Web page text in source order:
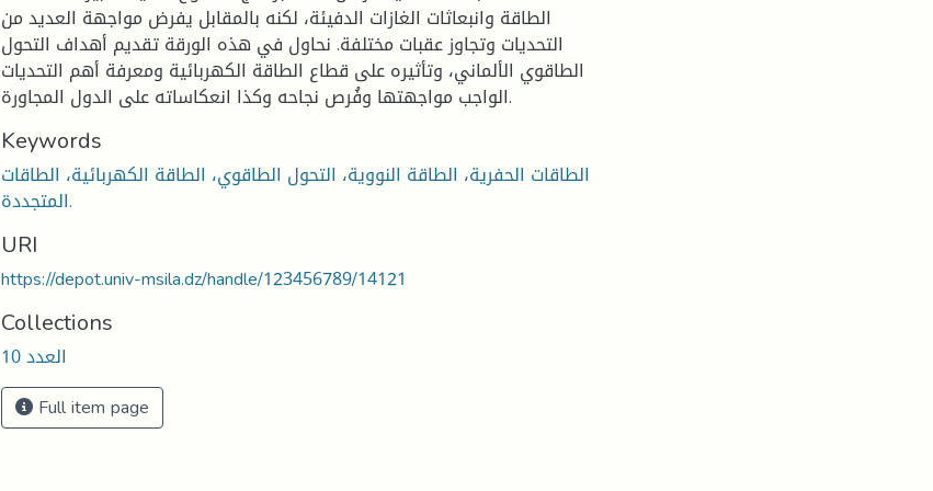
الطاقة وانبعاثات الغازات الدفيئة، لكنه بالمقابل يفرض مواجهة العديد من
التحديات وتجاوز عقبات مختلفة. نحاول في هذه الورقة تقديم أهداف التحول
الطاقوي الألماني، وتأثيره على قطاع الطاقة الكهربائية ومعرفة أهم التحديات
الواجب مواجهتها وفُرص نجاحه وكذا انعكاساته على الدول المجاورة.
Keywords
الطاقات الحفرية، الطاقة النووية، التحول الطاقوي، الطاقة الكهربائية، الطاقات
المتجددة.
URI
https://depot.univ-msila.dz/handle/123456789/14121
Collections
العدد 10
Full item page